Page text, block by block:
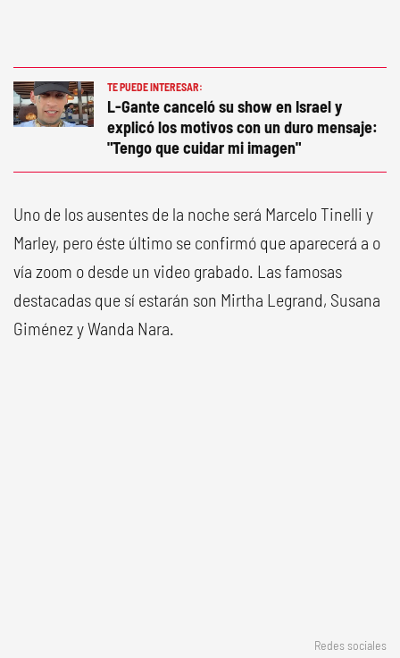
TE PUEDE INTERESAR:
L-Gante canceló su show en Israel y
explicó los motivos con un duro mensaje:
"Tengo que cuidar mi imagen"
Uno de los ausentes de la noche será Marcelo Tinelli y
Marley, pero éste último se confirmó que aparecerá a o
vía zoom o desde un video grabado. Las famosas
destacadas que sí estarán son Mirtha Legrand, Susana
Giménez y Wanda Nara.
Redes sociales